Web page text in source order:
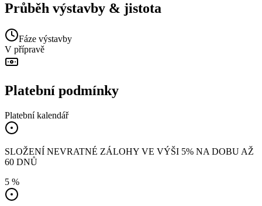
Průběh výstavby & jistota
Fáze výstavby
V přípravě
Platební podmínky
Platební kalendář
SLOŽENÍ NEVRATNÉ ZÁLOHY VE VÝŠI 5% NA DOBU AŽ
60 DNŮ
5 %